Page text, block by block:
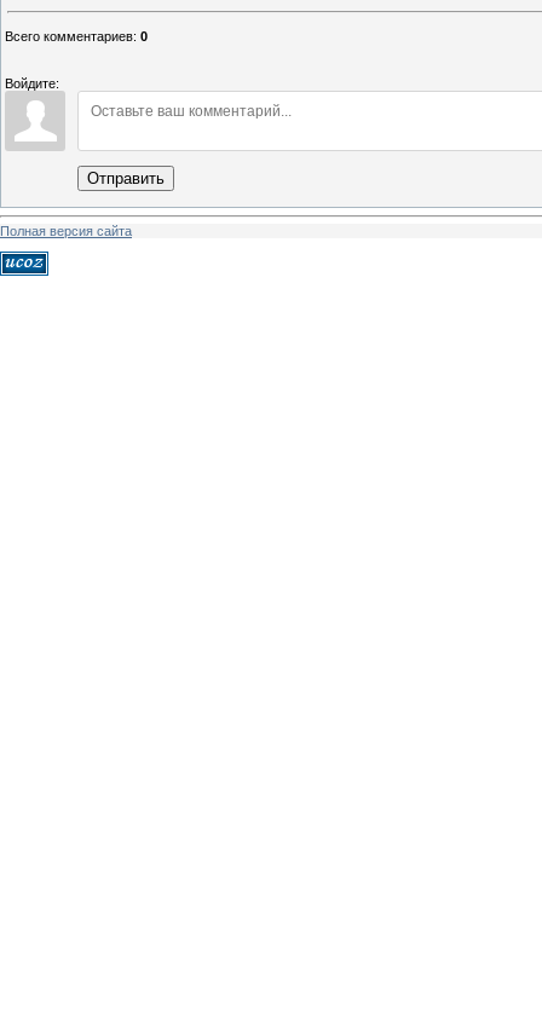
Всего комментариев: 0
Войдите:
Отправить
Полная версия сайта